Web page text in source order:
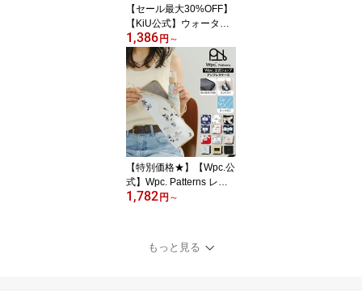
【セール最大30%OFF】
【KiU公式】ウォーター
プルーフバッグカバー 防
水 撥水 トートバッグ エ
コバッグ レディース お
しゃれ メンズ 雨よけ 2w
ay 巾着 パッカブル コン
パクト ユニセックス 男
女兼用 メール便対象 梅
雨
1,386円 ～
【特別価格★】【Wpc.公
式】Wpc. Patterns レイ
ングッズ アンブレラケー
カバー おしゃれ 折りた
たみ傘 可愛い 吸水 ペッ
1,782円 ～
もっと見る